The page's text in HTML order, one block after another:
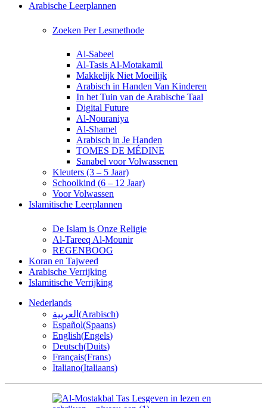
Arabische Leerplannen
Zoeken Per Lesmethode
Al-Sabeel
Al-Tasis Al-Motakamil
Makkelijk Niet Moeilijk
Arabisch in Handen Van Kinderen
In het Tuin van de Arabische Taal
Digital Future
Al-Nouraniya
Al-Shamel
Arabisch in Je Handen
TOMES DE MÉDINE
Sanabel voor Volwassenen
Kleuters (3 – 5 Jaar)
Schoolkind (6 – 12 Jaar)
Voor Volwassen
Islamitische Leerplannen
De Islam is Onze Religie
Al-Tareeq Al-Mounir
REGENBOOG
Koran en Tajweed
Arabische Verrijking
Islamitische Verrijking
Nederlands
العربية (Arabisch)
Español(Spaans)
English(Engels)
Deutsch(Duits)
Français(Frans)
Italiano(Italiaans)